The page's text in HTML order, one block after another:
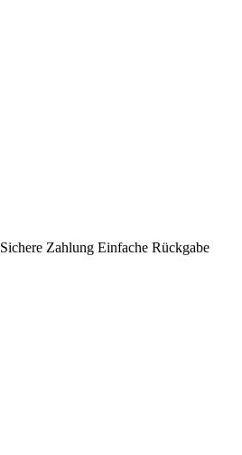
Sichere Zahlung Einfache Rückgabe